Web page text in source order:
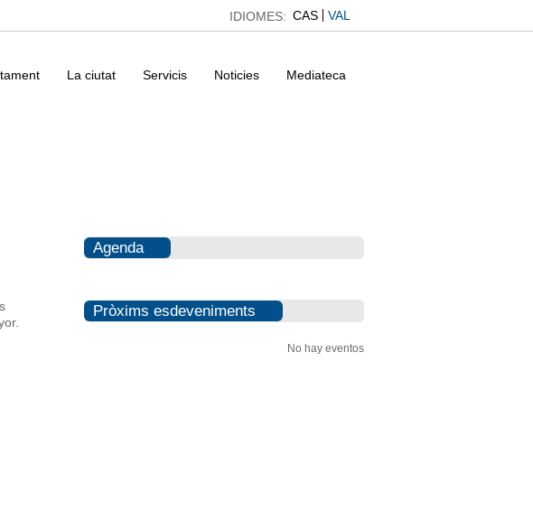
IDIOMES: CAS VAL
La ciutat Servicis Noticies Mediateca
Agenda
Pròxims esdeveniments
No hay eventos